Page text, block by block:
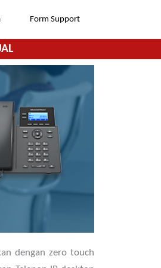
Form Support
dengan zero touch